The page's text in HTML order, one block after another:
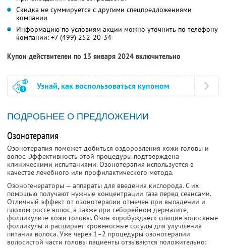
Скидка не суммируется с другими спецпредложениями
компании
Информацию по условиям акции можно уточнить по телефону
компании: +7 (499) 252-20-34
Купон действителен по 13 января 2024 включительно
Узнай, как воспользоваться купоном
ПОДРОБНЕЕ О ПРЕДЛОЖЕНИИ
Озонотерапия
Озонотерапия поможет добиться оздоровления кожи головы и
волос. Эффективность этой процедуры подтверждена
клиническими испытаниями. Озонотерапия используется в
качестве лечебного или профилактического метода.
Озоногенераторы — аппараты для введения кислорода. С их
помощью получают нужные концентрации газа перед сеансами.
Отличный эффект от озонотерапии отмечен при выпадении и
плохом росте волос, а также при себорейном дерматите,
фолликулите кожи головы. Озон «пробуждает» спящие волосяные
фолликулы и расширяет кровеносные сосуды для улучшения
питания волоса. Уже через 1–2 процедуры озонотерапии
волосистой части головы пациенты отзываются положительно: